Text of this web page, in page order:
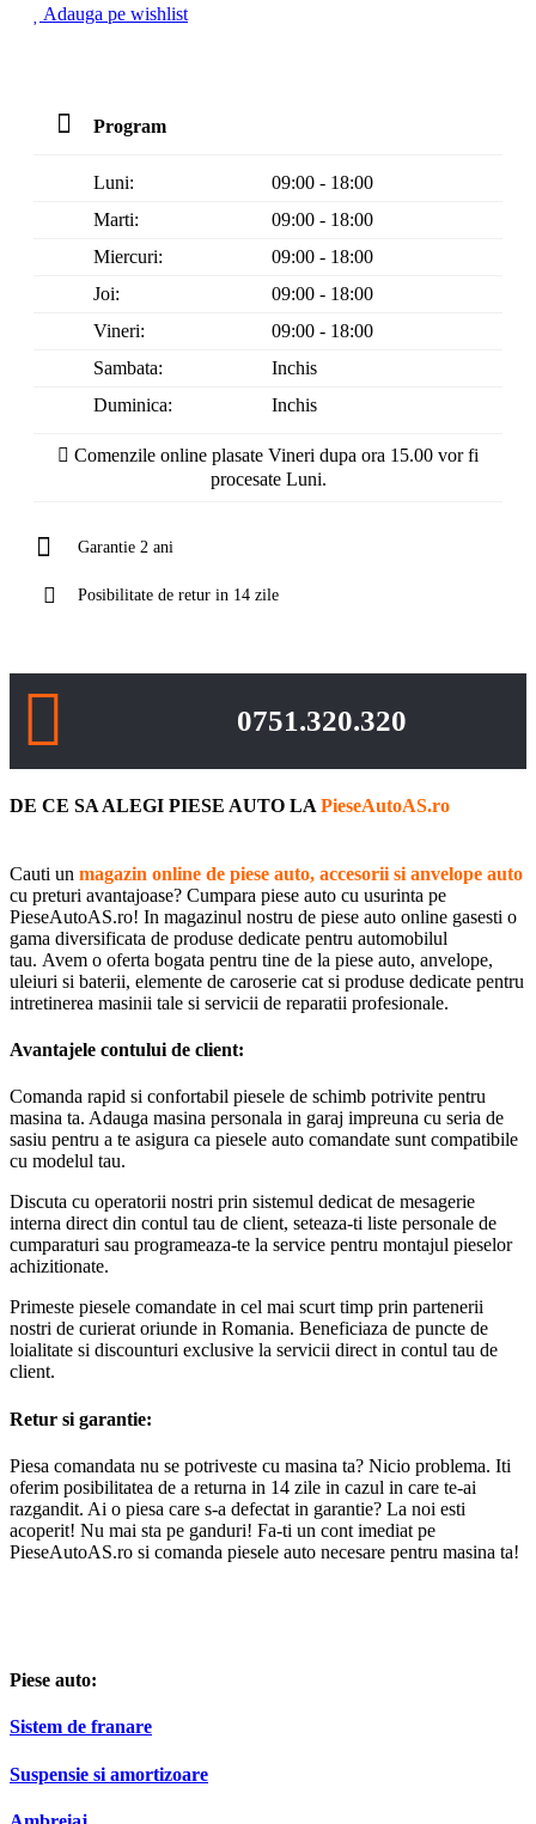
Adauga pe wishlist
Program
Luni:
09:00 - 18:00
Marti:
09:00 - 18:00
Miercuri:
09:00 - 18:00
Joi:
09:00 - 18:00
Vineri:
09:00 - 18:00
Sambata:
Inchis
Duminica:
Inchis
Comenzile online plasate Vineri dupa ora 15.00 vor fi
procesate Luni.
Garantie 2 ani
Posibilitate de retur in 14 zile
0751.320.320
DE CE SA ALEGI PIESE AUTO LA PieseAutoAS.ro
Cauti un magazin online de piese auto, accesorii si anvelope auto
cu preturi avantajoase? Cumpara piese auto cu usurinta pe
PieseAutoAS.ro! In magazinul nostru de piese auto online gasesti o
gama diversificata de produse dedicate pentru automobilul
tau. Avem o oferta bogata pentru tine de la piese auto, anvelope,
uleiuri si baterii, elemente de caroserie cat si produse dedicate pentru
intretinerea masinii tale si servicii de reparatii profesionale.
Avantajele contului de client:
Comanda rapid si confortabil piesele de schimb potrivite pentru
masina ta. Adauga masina personala in garaj impreuna cu seria de
sasiu pentru a te asigura ca piesele auto comandate sunt compatibile
cu modelul tau.
Discuta cu operatorii nostri prin sistemul dedicat de mesagerie
interna direct din contul tau de client, seteaza-ti liste personale de
cumparaturi sau programeaza-te la service pentru montajul pieselor
achizitionate.
Primeste piesele comandate in cel mai scurt timp prin partenerii
nostri de curierat oriunde in Romania. Beneficiaza de puncte de
loialitate si discounturi exclusive la servicii direct in contul tau de
client.
Retur si garantie:
Piesa comandata nu se potriveste cu masina ta? Nicio problema. Iti
oferim posibilitatea de a returna in 14 zile in cazul in care te-ai
razgandit. Ai o piesa care s-a defectat in garantie? La noi esti
acoperit! Nu mai sta pe ganduri! Fa-ti un cont imediat pe
PieseAutoAS.ro si comanda piesele auto necesare pentru masina ta!
Piese auto:
Sistem de franare
Suspensie si amortizoare